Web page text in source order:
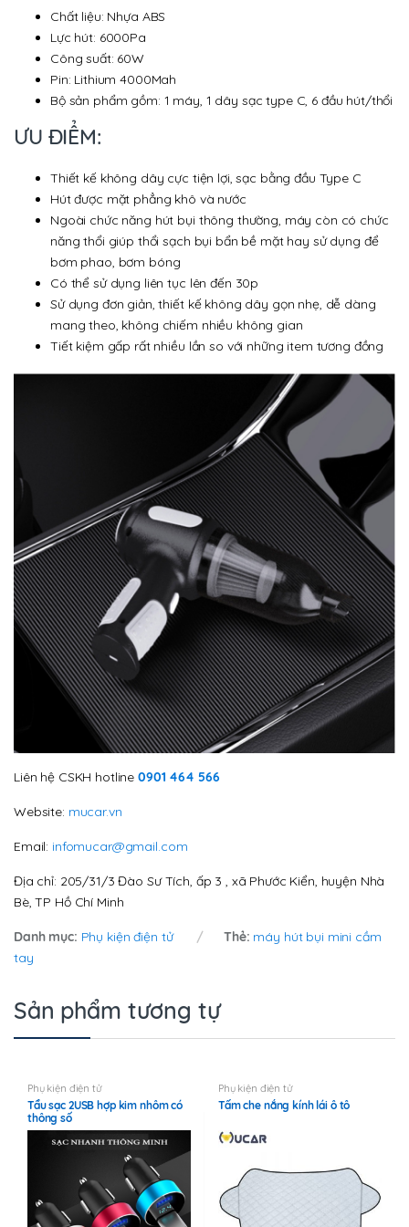
Chất liệu: Nhựa ABS
Lực hút: 6000Pa
Công suất: 60W
Pin: Lithium 4000Mah
Bộ sản phẩm gồm: 1 máy, 1 dây sạc type C, 6 đầu hút/thổi
ƯU ĐIỂM:
Thiết kế không dây cực tiện lợi, sạc bằng đầu Type C
Hút được mặt phẳng khô và nước
Ngoài chức năng hút bụi thông thường, máy còn có chức
năng thổi giúp thổi sạch bụi bẩn bề mặt hay sử dụng để
bơm phao, bơm bóng
Có thể sử dụng liên tục lên đến 30p
Sử dụng đơn giản, thiết kế không dây gọn nhẹ, dễ dàng
mang theo, không chiếm nhiều không gian
Tiết kiệm gấp rất nhiều lần so với những item tương đồng
Liên hệ CSKH hotline0901 464 566
Website: mucar.vn
Email: infomucar@gmail.com
Địa chỉ: 205/31/3 Đào Sư Tích, ấp 3 , xã Phước Kiển, huyện Nhà
Bè, TP Hồ Chí Minh
Danh mục: Phụ kiện điện tử Thẻ: máy hút bụi mini cầm
tay
Sản phẩm tương tự
Phụ kiện điện tử
Tẩu sạc 2USB hợp kim nhôm có
thông số
Phụ kiện điện tử
Tấm che nắng kính lái ô tô